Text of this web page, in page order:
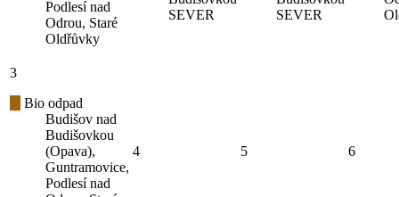
Podlesí nad
Odrou, Staré
Oldřůvky
SEVER
SEVER
3
Bio odpad
Budišov nad
Budišovkou
(Opava),
Guntramovice,
Podlesí nad
4 5 6